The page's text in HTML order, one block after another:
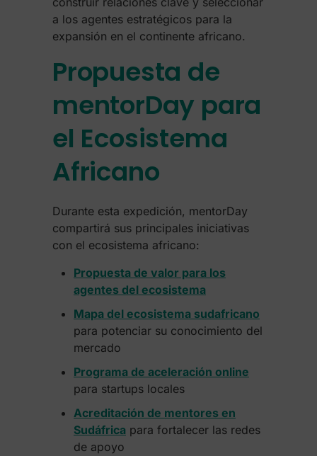
a los agentes estratégicos para la
expansión en el continente africano.
Propuesta de
mentorDay para
el Ecosistema
Africano
Durante esta expedición, mentorDay
compartirá sus principales iniciativas
con el ecosistema africano:
Propuesta de valor para los
agentes del ecosistema
Mapa del ecosistema sudafricano
para potenciar su conocimiento del
mercado
Programa de aceleración online
para startups locales
Acreditación de mentores en
Sudáfrica para fortalecer las redes
de apoyo